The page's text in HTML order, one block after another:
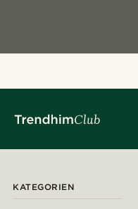
KATEGORIEN